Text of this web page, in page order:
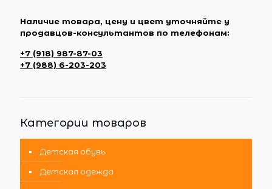
Наличие товара, цену и цвет уточняйте у
продавцов-консультантов по телефонам:
+7 (918) 987-87-03
+7 (988) 6-203-203
Категории товаров
Детская обувь
Детская одежда